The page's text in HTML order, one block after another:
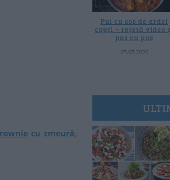
cu zmeură,
Pui cu sos de ardei
copți – rețetă video
pas cu pas
25.07.2026